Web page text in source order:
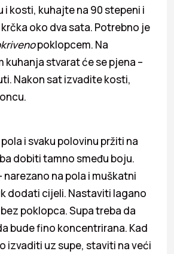
i kosti, kuhajte na 90 stepeni i
oko dva sata. Potrebno je
poklopcem. Na
stvarat će se pjena –
Nakon sat izvadite kosti,
i svaku polovinu pržiti na
dobiti tamno smeđu boju.
narezano na pola i muškatni
dodati cijeli. Nastaviti lagano
poklopca. Supa treba da
bude fino koncentrirana. Kad
izvaditi uz supe, staviti na veći